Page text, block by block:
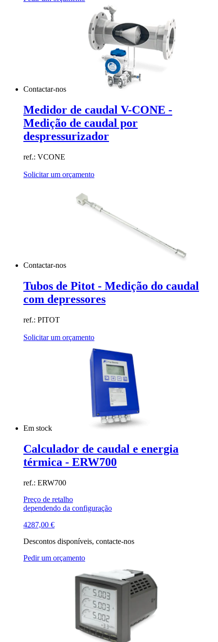
Contactar-nos
Medidor de caudal V-CONE -
Medição de caudal por
despressurizador
ref.: VCONE
Solicitar um orçamento
Contactar-nos
Tubos de Pitot - Medição do caudal
com depressores
ref.: PITOT
Solicitar um orçamento
Em stock
Calculador de caudal e energia
térmica - ERW700
ref.: ERW700
Preço de retalho
dependendo da configuração
4287,00 €
Descontos disponíveis, contacte-nos
Pedir um orçamento